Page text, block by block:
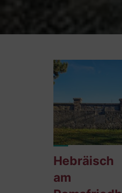
Hebräisch
am